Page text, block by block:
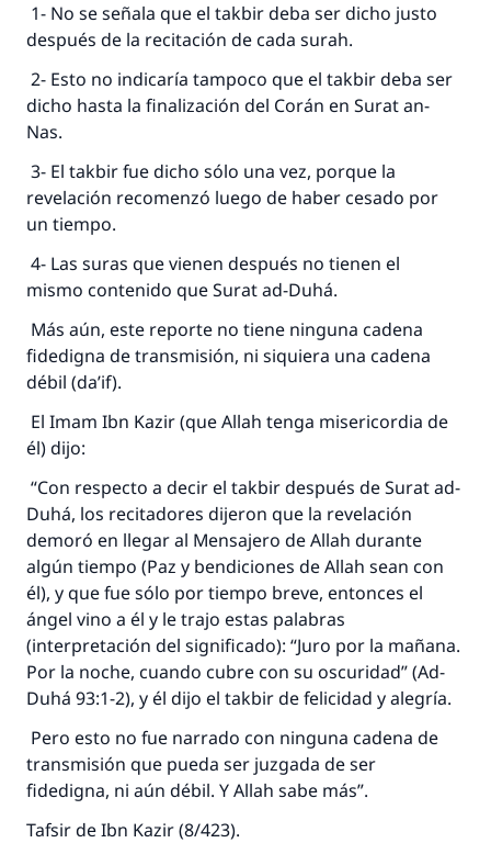
1- No se señala que el takbir deba ser dicho justo
después de la recitación de cada surah.
2- Esto no indicaría tampoco que el takbir deba ser
dicho hasta la finalización del Corán en Surat an-
Nas.
3- El takbir fue dicho sólo una vez, porque la
revelación recomenzó luego de haber cesado por
un tiempo.
4- Las suras que vienen después no tienen el
mismo contenido que Surat ad-Duhá.
Más aún, este reporte no tiene ninguna cadena
fidedigna de transmisión, ni siquiera una cadena
débil (da’if).
El Imam Ibn Kazir (que Allah tenga misericordia de
él) dijo:
“Con respecto a decir el takbir después de Surat ad-
Duhá, los recitadores dijeron que la revelación
demoró en llegar al Mensajero de Allah durante
algún tiempo (Paz y bendiciones de Allah sean con
él), y que fue sólo por tiempo breve, entonces el
ángel vino a él y le trajo estas palabras
(interpretación del significado): “Juro por la mañana.
Por la noche, cuando cubre con su oscuridad” (Ad-
Duhá 93:1-2), y él dijo el takbir de felicidad y alegría.
Pero esto no fue narrado con ninguna cadena de
transmisión que pueda ser juzgada de ser
fidedigna, ni aún débil. Y Allah sabe más”.
Tafsir de Ibn Kazir (8/423).